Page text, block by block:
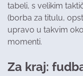
tabeli, s velikim
(borba za titulu,
upravo u takvim
momenti.
Za kraj: